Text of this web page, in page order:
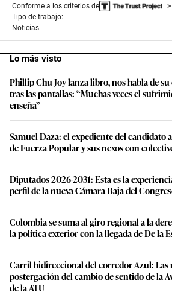
Conforme a los criterios de
Tipo de trabajo:
Noticias
Lo más visto
Phillip Chu Joy lanza libro, nos habla de
tras las pantallas: “Muchas veces el
enseña”
Samuel Daza: el expediente del candidato
de Fuerza Popular y sus nexos con
Diputados 2026-2031: Esta es la
perfil de la nueva Cámara Baja del
Colombia se suma al giro regional a la
la política exterior con la llegada de De la
Carril bidireccional del corredor Azul: Las
postergación del cambio de sentido de la
de la ATU